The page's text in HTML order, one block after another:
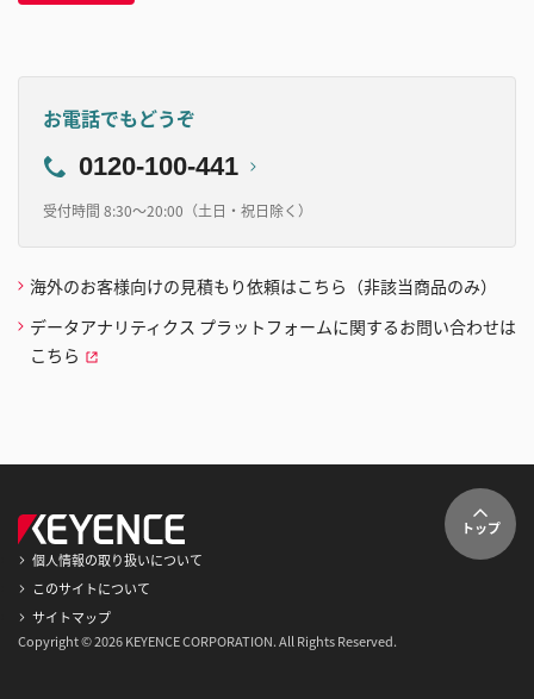
お電話でもどうぞ
0120-100-441
受付時間 8:30～20:00（土日・祝日除く）
海外のお客様向けの見積もり依頼はこちら（非該当商品のみ）
データアナリティクス プラットフォームに関するお問い合わせは
こちら
トップ
個人情報の取り扱いについて
このサイトについて
サイトマップ
Copyright © 2026 KEYENCE CORPORATION. All Rights Reserved.